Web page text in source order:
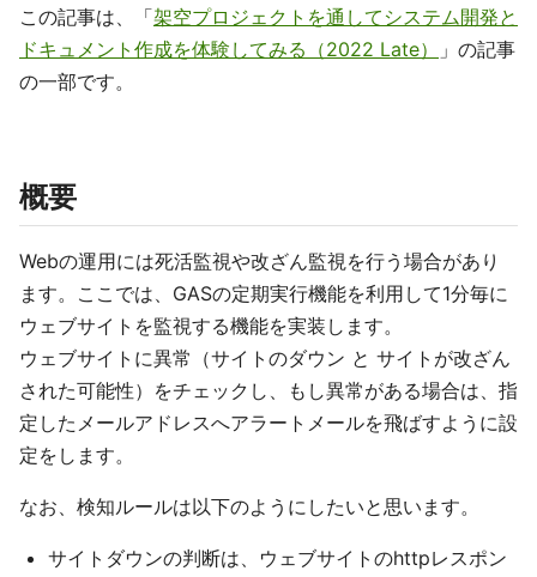
この記事は、「架空プロジェクトを通してシステム開発と
ドキュメント作成を体験してみる（2022 Late）
」の記事
の一部です。
概要
Webの運用には死活監視や改ざん監視を行う場合があり
ます。ここでは、GASの定期実行機能を利用して1分毎に
ウェブサイトを監視する機能を実装します。
ウェブサイトに異常（サイトのダウン と サイトが改ざん
された可能性）をチェックし、もし異常がある場合は、指
定したメールアドレスへアラートメールを飛ばすように設
定をします。
なお、検知ルールは以下のようにしたいと思います。
サイトダウンの判断は、ウェブサイトのhttpレスポン